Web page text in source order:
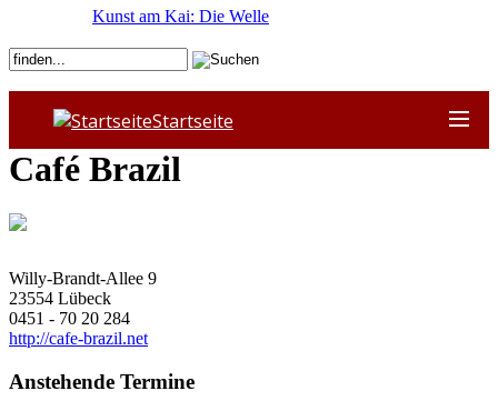
Startseite
Café Brazil
Willy-Brandt-Allee 9
23554 Lübeck
0451 - 70 20 284
http://cafe-brazil.net
Anstehende Termine
Kunst am Kai: Die Welle